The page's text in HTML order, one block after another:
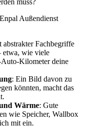
muss?
Außendienst
abstrakter Fachbegriffe
etwa, wie viele
Auto-Kilometer deine
: Ein Bild davon zu
könnten, macht das
Wärme: Gute
wie Speicher, Wallbox
mit ein.